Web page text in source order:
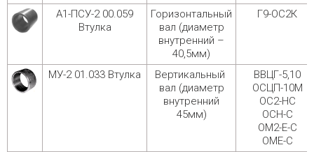
А1-ПСУ-2 00.059
Втулка
Горизонтальный
вал (диаметр
внутренний –
40,5мм)
Г9-ОС2К
МУ-2 01.033 Втулка
Вертикальный
вал (диаметр
внутренний
45мм)
ВВЦГ-5,10
ОСЦП-10М
ОС2-НС
ОСН-С
ОМ2-Е-С
ОМЕ-С